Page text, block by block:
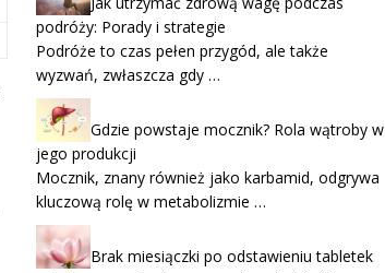
podróży: Porady i strategie
Podróże to czas pełen przygód, ale także
wyzwań, zwłaszcza gdy …
Gdzie powstaje mocznik? Rola wątroby w
jego produkcji
Mocznik, znany również jako karbamid, odgrywa
kluczową rolę w metabolizmie …
Brak miesiączki po odstawieniu tabletek